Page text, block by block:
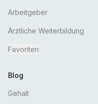
Arbeitgeber
Ärztliche Weiterbildung
Favoriten
Blog
Gehalt